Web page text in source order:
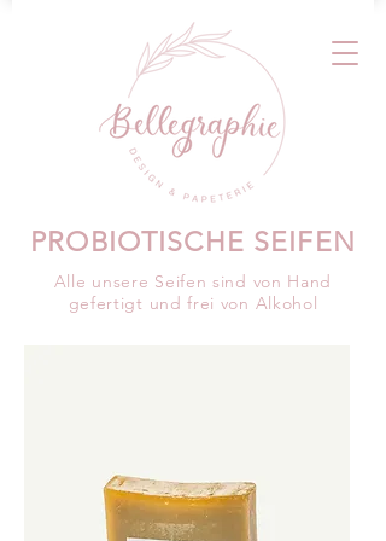
PROBIOTISCHE SEIFEN
Alle unsere Seifen sind von Hand
gefertigt und frei von Alkohol